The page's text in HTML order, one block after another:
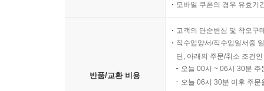
완벽한 호랑이. 백성들과 소통하기 위해 힘쓴 임금
- 역적의 아들, 애민군주가 되다
- 지덕체를 모두 갖춘 임금, 정조
- 아버지 사도세자를 그리며 수원 화성을 축성하다
모바일 쿠폰의 경우 유효기
반품/교환 비용
고객의 단순변심 및 착오구
직수입양서/직수입일서중
단, 아래의 주문/취소 조건
오늘 00시 ~ 06시 30분
오늘 06시 30분 이후 주